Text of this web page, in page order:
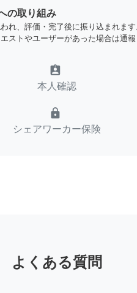
の取り組み
れ、評価・完了後に振り込まれま
ストやユーザーがあった場合は通報
assignment_ind
本人確認
lock
シェアワーカー保険
よくある質問